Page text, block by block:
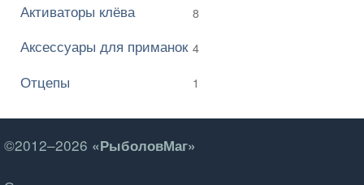
Активаторы клёва 8
Аксессуары для приманок 4
Отцепы 1
©2012–2026 «РыболовМаг»